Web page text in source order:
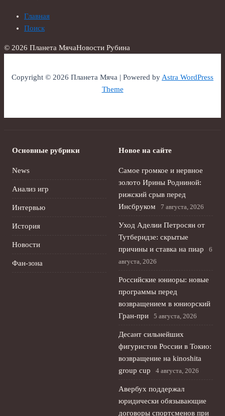
Главная
Поиск
© 2026 Планета МячаНовости Рубина
Copyright © 2026 Планета Мяча | Powered byAstra WordPress
Theme
Основные рубрики
News
Анализ игр
Интервью
История
Новости
Фан-зона
Новое на сайте
Самое громкое и нервное
золото Ирины Родниной:
рижский срыв перед
Инсбруком
7 августа, 2026
Уход Аделии Петросян от
Тутберидзе: скрытые
причины и ставка на пиар
6
августа, 2026
Российские юниоры: новые
программы перед
возвращением в юниорский
Гран-при
5 августа, 2026
Десант сильнейших
фигуристов России в Токио:
возвращение на kinoshita
group cup
4 августа, 2026
Авербух поддержал
юридически обязывающие
договоры спортсменов при